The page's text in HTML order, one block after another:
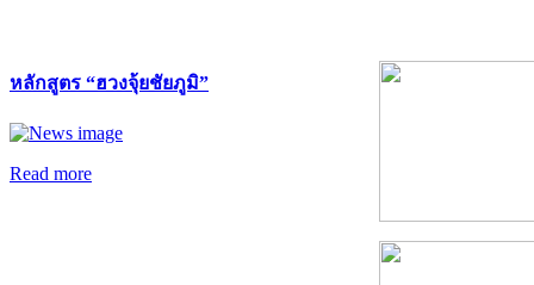
หลักสูตร “ฮวงจุ้ยชัยภูมิ”
Read more